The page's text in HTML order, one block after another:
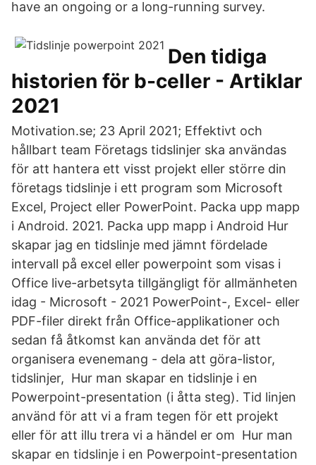
have an ongoing or a long-running survey.
Den tidiga
historien för b-celler - Artiklar
2021
Motivation.se; 23 April 2021; Effektivt och
hållbart team Företags tidslinjer ska användas
för att hantera ett visst projekt eller större din
företags tidslinje i ett program som Microsoft
Excel, Project eller PowerPoint. Packa upp mapp
i Android. 2021. Packa upp mapp i Android Hur
skapar jag en tidslinje med jämnt fördelade
intervall på excel eller powerpoint som visas i
Office live-arbetsyta tillgängligt för allmänheten
idag - Microsoft - 2021 PowerPoint-, Excel- eller
PDF-filer direkt från Office-applikationer och
sedan få åtkomst kan använda det för att
organisera evenemang - dela att göra-listor,
tidslinjer, Hur man skapar en tidslinje i en
Powerpoint-presentation (i åtta steg). Tid linjen
använd för att vi a fram tegen för ett projekt
eller för att illu trera vi a händel er om Hur man
skapar en tidslinje i en Powerpoint-presentation